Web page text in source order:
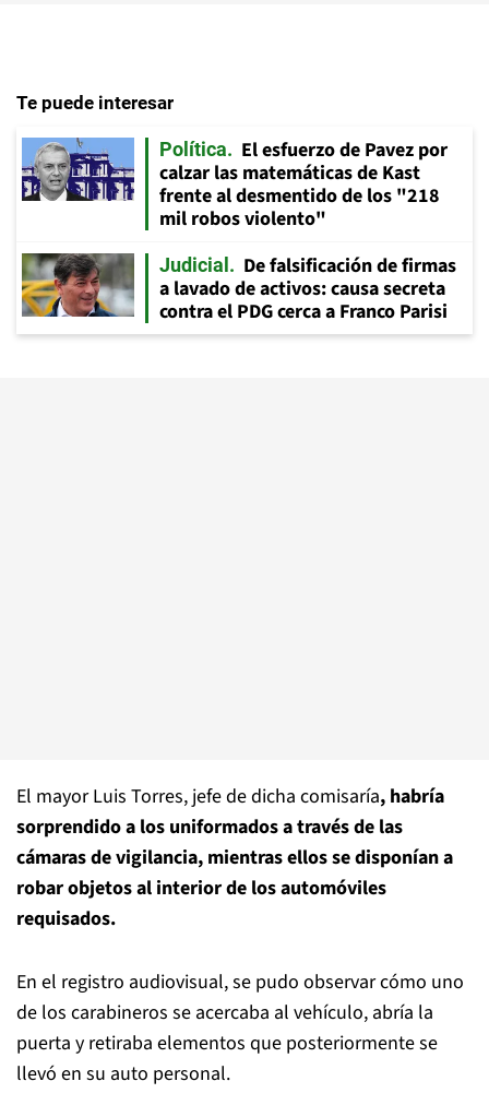
Te puede interesar
Política
El esfuerzo de Pavez por
calzar las matemáticas de Kast
frente al desmentido de los "218
mil robos violento"
Judicial
De falsificación de firmas
a lavado de activos: causa secreta
contra el PDG cerca a Franco Parisi
El mayor Luis Torres, jefe de dicha comisaría, habría
sorprendido a los uniformados a través de las
cámaras de vigilancia, mientras ellos se disponían a
robar objetos al interior de los automóviles
requisados.
En el registro audiovisual, se pudo observar cómo uno
de los carabineros se acercaba al vehículo, abría la
puerta y retiraba elementos que posteriormente se
llevó en su auto personal.